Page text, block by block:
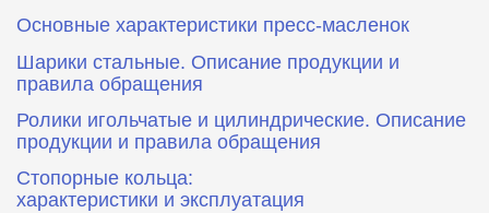
Основные характеристики пресс‑масленок
Шарики стальные. Описание продукции и
правила обращения
Ролики игольчатые и цилиндрические. Описание
продукции и правила обращения
Стопорные кольца:
характеристики и эксплуатация